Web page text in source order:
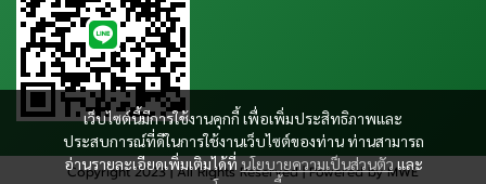
เว็บไซต์นี้มีการใช้งานคุกกี้ เพื่อเพิ่มประสิทธิภาพและ
ประสบการณ์ที่ดีในการใช้งานเว็บไซต์ของท่าน ท่านสามารถ
อ่านรายละเอียดเพิ่มเติมได้ที่ นโยบายความเป็นส่วนตัวและ
Copyright 2023 | All Rights Reserved | Powered by MWE